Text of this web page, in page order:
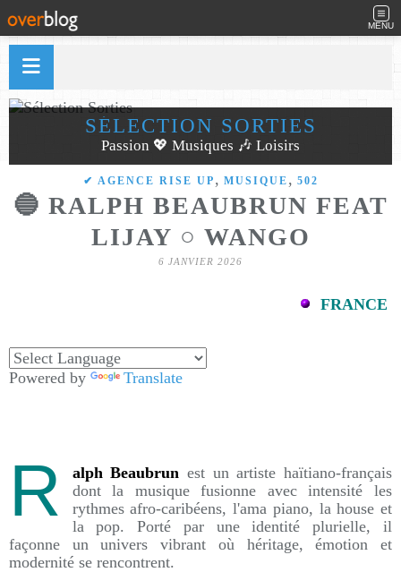
MENU
SÉLECTION SORTIES
Passion 💖 Musiques 🎶 Loisirs
✔ AGENCE RISE UP , MUSIQUE , 502
🔵 RALPH BEAUBRUN FEAT
LIJAY ○ WANGO
6 JANVIER 2026
FRANCE
Powered by Translate
R alph Beaubrun est un artiste haïtiano-français
dont la musique fusionne avec intensité les
rythmes afro-caribéens, l'ama piano, la house et
la pop. Porté par une identité plurielle, il
façonne un univers vibrant où héritage, émotion et
modernité se rencontrent.